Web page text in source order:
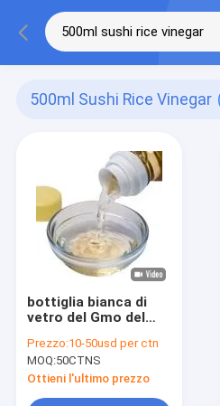
500ml Sushi Rice Vinegar
bottiglia bianca di
vetro del Gmo del
del riso di sushi di
150ml 500ml non
Prezzo:10-50usd per ctn
MOQ:50CTNS
Ottieni l'ultimo prezzo